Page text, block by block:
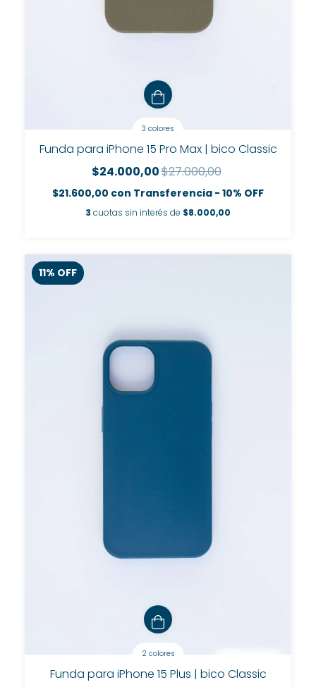
3 colores
Funda para iPhone 15 Pro Max | bico Classic
$24.000,00$27.000,00
$21.600,00 con Transferencia - 10% OFF
3 cuotas sin interés de $8.000,00
11% OFF
2 colores
Funda para iPhone 15 Plus | bico Classic